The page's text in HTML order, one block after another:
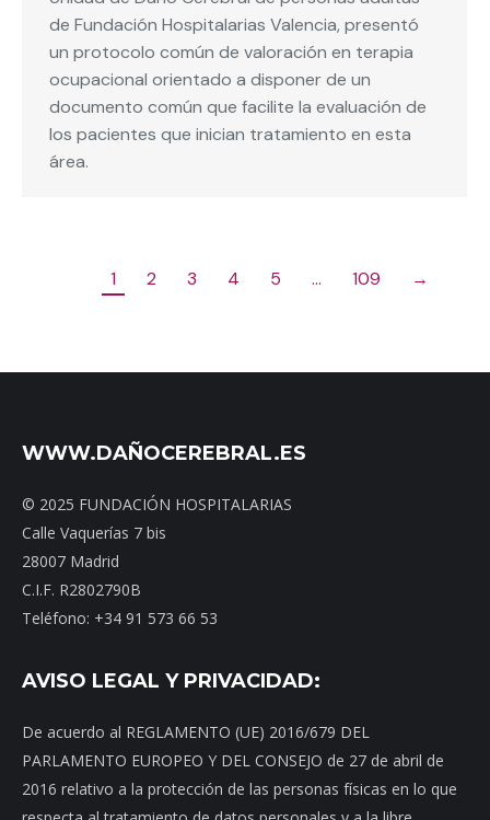
de Fundación Hospitalarias Valencia, presentó
un protocolo común de valoración en terapia
ocupacional orientado a disponer de un
documento común que facilite la evaluación de
los pacientes que inician tratamiento en esta
área.
1 2 3 4 5 … 109 →
WWW.DAÑOCEREBRAL.ES
© 2025 FUNDACIÓN HOSPITALARIAS
Calle Vaquerías 7 bis
28007 Madrid
C.I.F. R2802790B
Teléfono: +34 91 573 66 53
AVISO LEGAL Y PRIVACIDAD:
De acuerdo al REGLAMENTO (UE) 2016/679 DEL
PARLAMENTO EUROPEO Y DEL CONSEJO de 27 de abril de
2016 relativo a la protección de las personas físicas en lo que